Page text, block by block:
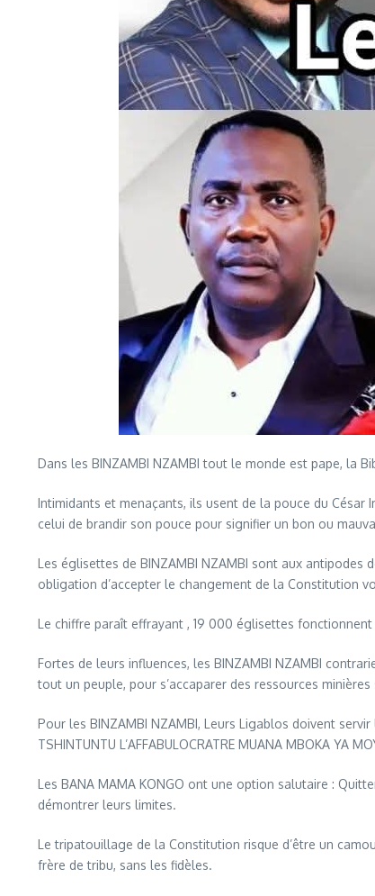
Dans les BINZAMBI NZAMBI tout le monde est pape, la
Intimidants et menaçants, ils usent de la pouce du César
celui de brandir son pouce pour signifier un bon ou
Les églisettes de BINZAMBI NZAMBI sont aux antipodes
obligation d’accepter le changement de la Constitution
Le chiffre paraît effrayant , 19 000 églisettes
Fortes de leurs influences, les BINZAMBI NZAMBI
tout un peuple, pour s’accaparer des ressources
Pour les BINZAMBI NZAMBI, Leurs Ligablos doivent
TSHINTUNTU L’AFFABULOCRATRE MUANA MBOKA YA
Les BANA MAMA KONGO ont une option salutaire :
démontrer leurs limites.
Le tripatouillage de la Constitution risque d’être un
frère de tribu, sans les fidèles.